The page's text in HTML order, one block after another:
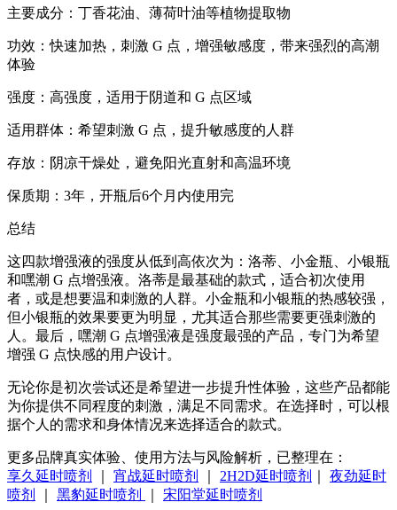
主要成分：丁香花油、薄荷叶油等植物提取物
功效：快速加热，刺激 G 点，增强敏感度，带来强烈的高潮
体验
强度：高强度，适用于阴道和 G 点区域
适用群体：希望刺激 G 点，提升敏感度的人群
存放：阴凉干燥处，避免阳光直射和高温环境
保质期：3年，开瓶后6个月内使用完
总结
这四款增强液的强度从低到高依次为：洛蒂、小金瓶、小银瓶
和嘿潮 G 点增强液。洛蒂是最基础的款式，适合初次使用
者，或是想要温和刺激的人群。小金瓶和小银瓶的热感较强，
但小银瓶的效果要更为明显，尤其适合那些需要更强刺激的
人。最后，嘿潮 G 点增强液是强度最强的产品，专门为希望
增强 G 点快感的用户设计。
无论你是初次尝试还是希望进一步提升性体验，这些产品都能
为你提供不同程度的刺激，满足不同需求。在选择时，可以根
据个人的需求和身体情况来选择适合的款式。
更多品牌真实体验、使用方法与风险解析，已整理在：
享久延时喷剂
宵战延时喷剂 2H2D延时喷剂
夜劲延时
喷剂
黑豹延时喷剂 宋阳堂延时喷剂